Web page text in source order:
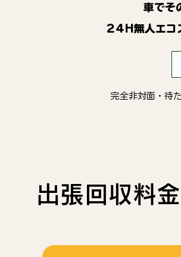
車でそ
24H無人エコ
完全非対面・待
出張回収料金